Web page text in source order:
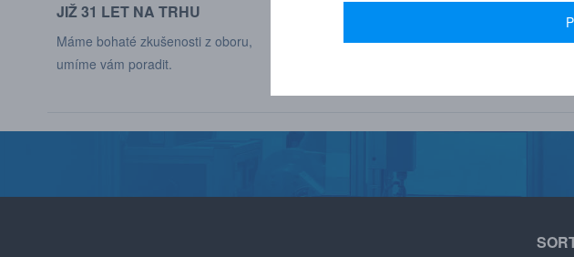
JIŽ 31 LET NA TRHU
Máme bohaté zkušenosti z oboru,
umíme vám poradit.
Naši zákaznící jsou drobné i velké firmy z